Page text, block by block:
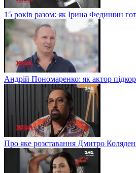
15 років разом: як Ірина Федишин
Андрій Пономаренко: як актор
Про яке розставання Дмитро